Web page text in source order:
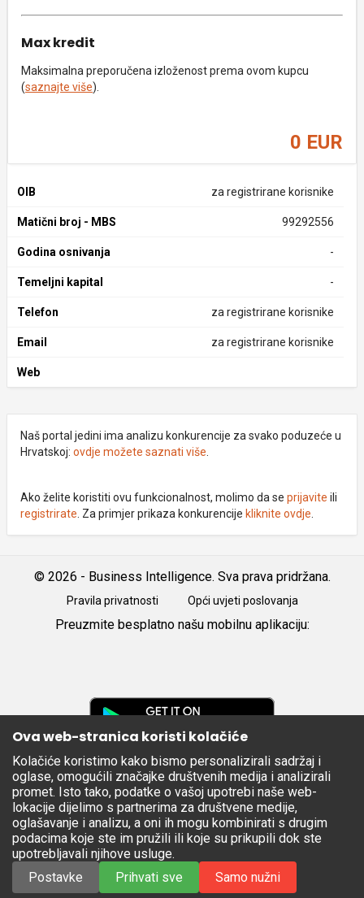
Max kredit
Maksimalna preporučena izloženost prema ovom kupcu
(saznajte više).
0 EUR
OIB za registrirane korisnike
Matični broj - MBS 99292556
Godina osnivanja -
Temeljni kapital -
Telefon za registrirane korisnike
Email za registrirane korisnike
Web
Naš portal jedini ima analizu konkurencije za svako poduzeće u
Hrvatskoj: ovdje možete saznati više
Ako želite koristiti ovu funkcionalnost, molimo da se prijavite ili
registrirate . Za primjer prikaza konkurencije kliknite ovdje
© 2026 - Business Intelligence. Sva prava pridržana.
Pravila privatnosti Opći uvjeti poslovanja
Preuzmite besplatno našu mobilnu aplikaciju:
Apple
Store
Ova web-stranica koristi kolačiće
Kolačiće koristimo kako bismo personalizirali sadržaj i
oglase, omogućili značajke društvenih medija i analizirali
promet. Isto tako, podatke o vašoj upotrebi naše web-
lokacije dijelimo s partnerima za društvene medije,
oglašavanje i analizu, a oni ih mogu kombinirati s drugim
podacima koje ste im pružili ili koje su prikupili dok ste
upotrebljavali njihove usluge.
Postavke
Prihvati sve Samo nužni